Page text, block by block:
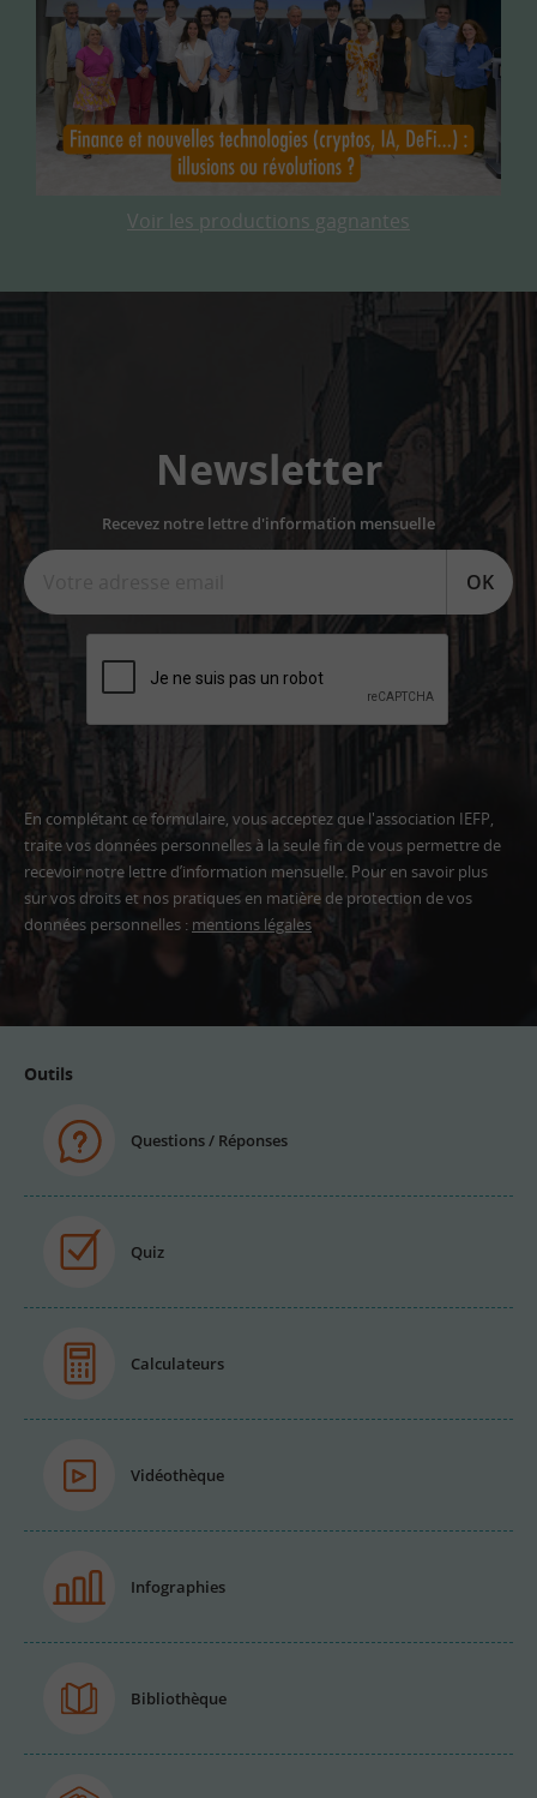
Voir les productions gagnantes
Newsletter
Recevez notre lettre d'information mensuelle
OK
En complétant ce formulaire, vous acceptez que l'association IEFP,
traite vos données personnelles à la seule fin de vous permettre de
recevoir notre lettre d’information mensuelle. Pour en savoir plus
sur vos droits et nos pratiques en matière de protection de vos
données personnelles : mentions légales
Outils
Questions / Réponses
Quiz
Calculateurs
Vidéothèque
Infographies
Bibliothèque